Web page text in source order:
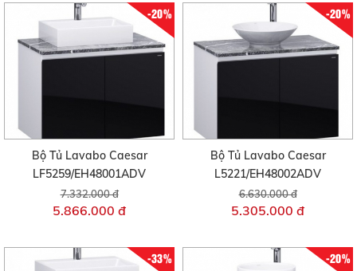
-20%
Bộ Tủ Lavabo Caesar
LF5259/EH48001ADV
7.332.000 đ
5.866.000 đ
-20%
Bộ Tủ Lavabo Caesar
L5221/EH48002ADV
6.630.000 đ
5.305.000 đ
-33% -20%